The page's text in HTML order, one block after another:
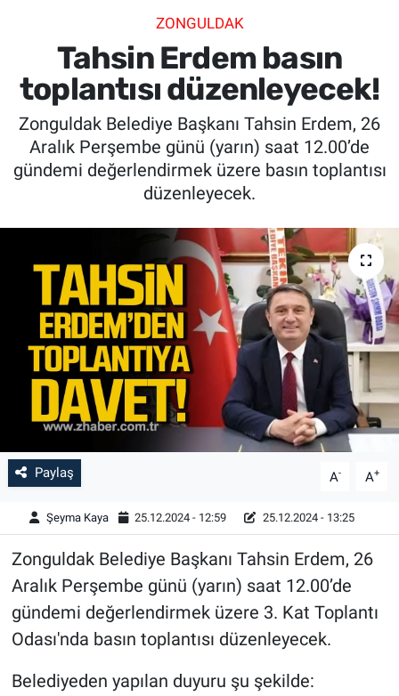
ZONGULDAK
Tahsin Erdem basın
toplantısı düzenleyecek!
Zonguldak Belediye Başkanı Tahsin Erdem, 26
Aralık Perşembe günü (yarın) saat 12.00’de
gündemi değerlendirmek üzere basın toplantısı
düzenleyecek.
Paylaş A- A+
Şeyma Kaya 25.12.2024 - 12:59 25.12.2024 - 13:25
Zonguldak Belediye Başkanı Tahsin Erdem, 26
Aralık Perşembe günü (yarın) saat 12.00’de
gündemi değerlendirmek üzere 3. Kat Toplantı
Odası'nda basın toplantısı düzenleyecek.
Belediyeden yapılan duyuru şu şekilde:
SPOR
SAĞLIK